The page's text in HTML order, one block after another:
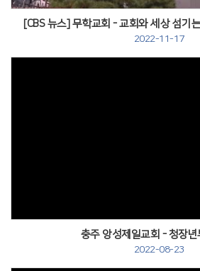
[CBS 뉴스] 무학교회 - 교회와 세상 섬기
2022-11-17
충주 앙성제일교회 - 청장
2022-08-23